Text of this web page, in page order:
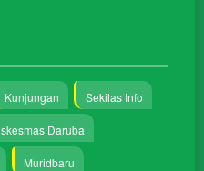
Kunjungan Sekilas Info
Daruba
Muridbaru